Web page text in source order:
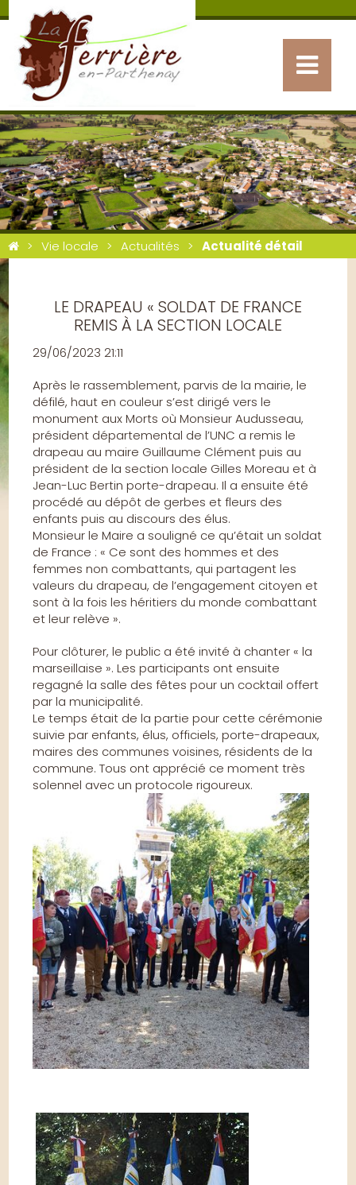
Vie locale Actualités Actualité détail
LE DRAPEAU « SOLDAT DE FRANCE
REMIS À LA SECTION LOCALE
29/06/2023 21:11
Après le rassemblement, parvis de la mairie, le
défilé, haut en couleur s’est dirigé vers le
monument aux Morts où Monsieur Audusseau,
président départemental de l’UNC a remis le
drapeau au maire Guillaume Clément puis au
président de la section locale Gilles Moreau et à
Jean-Luc Bertin porte-drapeau. Il a ensuite été
procédé au dépôt de gerbes et fleurs des
enfants puis au discours des élus.
Monsieur le Maire a souligné ce qu’était un soldat
de France : « Ce sont des hommes et des
femmes non combattants, qui partagent les
valeurs du drapeau, de l’engagement citoyen et
sont à la fois les héritiers du monde combattant
et leur relève ».
Pour clôturer, le public a été invité à chanter « la
marseillaise ». Les participants ont ensuite
regagné la salle des fêtes pour un cocktail offert
par la municipalité.
Le temps était de la partie pour cette cérémonie
suivie par enfants, élus, officiels, porte-drapeaux,
maires des communes voisines, résidents de la
commune. Tous ont apprécié ce moment très
solennel avec un protocole rigoureux.